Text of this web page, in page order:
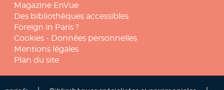
Magazine EnVue
Des bibliothèques accessibles
Foreign in Paris ?
Cookies - Données personnelles
Mentions légales
Plan du site